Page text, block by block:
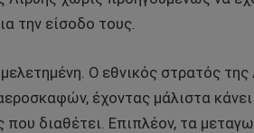
την είσοδο τους.
Ο εθνικός στρατός της
έχοντας μάλιστα
διαθέτει. Επιπλέον, τα